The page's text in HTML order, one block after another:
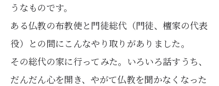
うなものです。
ある仏教の布教使と門徒総代（門徒、檀家の代表
役）との間にこんなやり取りがありました。
その総代の家に行ってみた。いろいろ話すうち、
だんだん心を開き、やがて仏教を聞かなくなった